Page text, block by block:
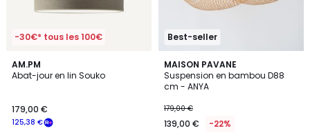
-30€* tous les 100€
AM.PM
Abat-jour en lin Souko
125,38 €
179,00 €
3,6
/ 5
2
Couleurs
Best-seller
MAISON PAVANE
Suspension en bambou D88
cm - ANYA
179,00 €
139,00 € -22%
5
/
5